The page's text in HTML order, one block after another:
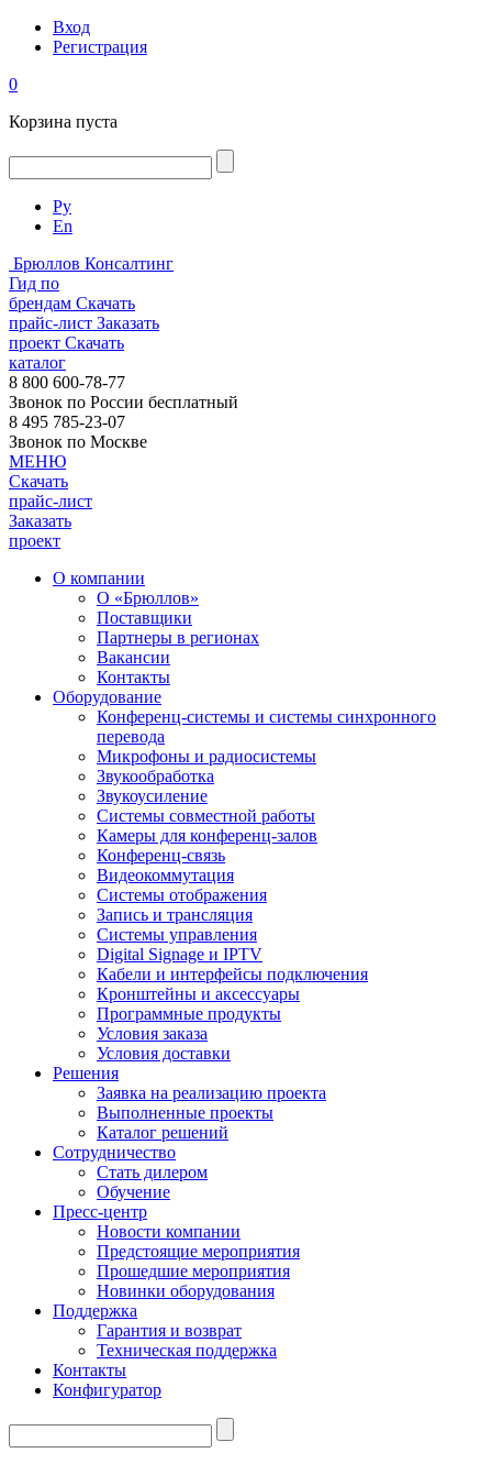
Вход
Регистрация
0
Корзина пуста
Ру
En
Брюллов Консалтинг
Гид по
брендам Скачать
прайс-лист Заказать
проект Скачать
каталог
8 800 600-78-77
Звонок по России бесплатный
8 495 785-23-07
Звонок по Москве
МЕНЮ
Скачать
прайс-лист
Заказать
проект
О компании
О «Брюллов»
Поставщики
Партнеры в регионах
Вакансии
Контакты
Оборудование
Конференц-системы и системы синхронного
перевода
Микрофоны и радиосистемы
Звукообработка
Звукоусиление
Системы совместной работы
Камеры для конференц-залов
Конференц-связь
Видеокоммутация
Системы отображения
Запись и трансляция
Системы управления
Digital Signage и IPTV
Кабели и интерфейсы подключения
Кронштейны и аксессуары
Программные продукты
Условия заказа
Условия доставки
Решения
Заявка на реализацию проекта
Выполненные проекты
Каталог решений
Сотрудничество
Стать дилером
Обучение
Пресс-центр
Новости компании
Предстоящие мероприятия
Прошедшие мероприятия
Новинки оборудования
Поддержка
Гарантия и возврат
Техническая поддержка
Контакты
Конфигуратор